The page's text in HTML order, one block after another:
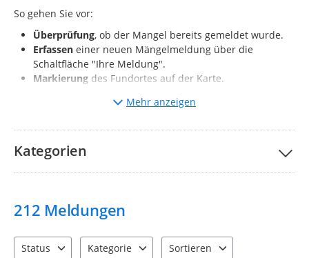
So gehen Sie vor:
Überprüfung, ob der Mangel bereits gemeldet wurde.
Erfassen einer neuen Mängelmeldung über die
Schaltfläche "Ihre Meldung".
Markierung des Fundortes auf der Karte.
des Mangels und ggf. Hochladen von
Bitte nehmen Sie unsere Teilnahmebedingungen und
zur Kenntnis.
Mehr anzeigen
Kategorien
212 Meldungen
Status
Kategorie
Sortieren